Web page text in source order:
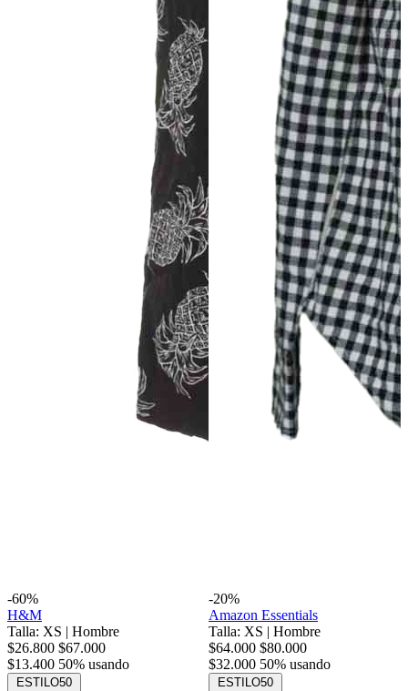
-60%
H&M
Talla: XS | Hombre
$26.800 $67.000
$13.400 50% usando
ESTILO50
-20%
Amazon Essentials
Talla: XS | Hombre
$64.000 $80.000
$32.000 50% usando
ESTILO50